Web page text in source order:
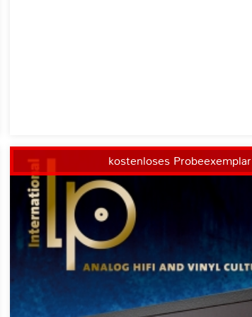
kostenloses Probeexemplar